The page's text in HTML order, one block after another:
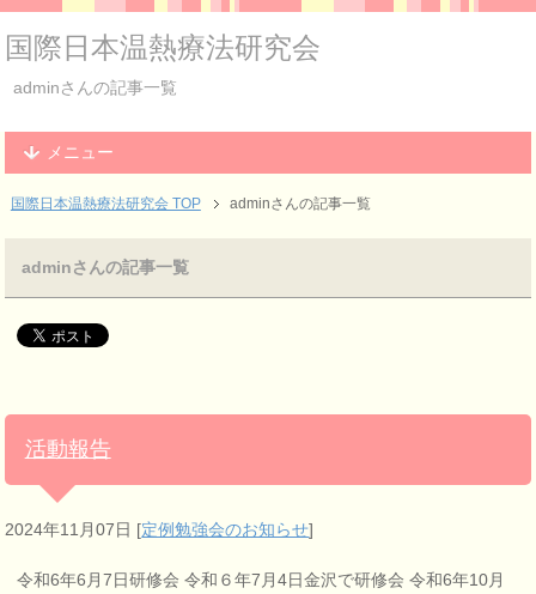
国際日本温熱療法研究会
adminさんの記事一覧
メニュー
国際日本温熱療法研究会 TOP adminさんの記事一覧
adminさんの記事一覧
活動報告
2024年11月07日 [定例勉強会のお知らせ]
令和6年6月7日研修会 令和６年7月4日金沢で研修会 令和6年10月